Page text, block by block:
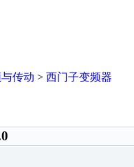
传动 > 西门子变频器